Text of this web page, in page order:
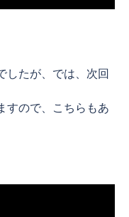
したが、では、次回
すので、こちらもあ